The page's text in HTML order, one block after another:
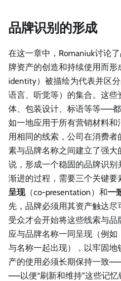
品牌识别的形成
在这一章中，Romaniuk讨论
牌资产的创造和持续使用而形
identity）被描绘为代表并区
语言、听觉等）的集合。这
体、包装设计、标语等等——
如一地应用于所有营销材料
用相同的线索，公司在消费
素与品牌名称之间建立了强大
说，形成一个稳固的品牌识
渐进的过程，需要三个关键要
呈现（co-presentation）和一
先，品牌必须用其资产触达
受众才会开始将这些线索与
应与品牌名称一同呈现（例
与名称一起出现），以牢固
产的使用必须长期保持一致
——以便“刷新和维持”这些记